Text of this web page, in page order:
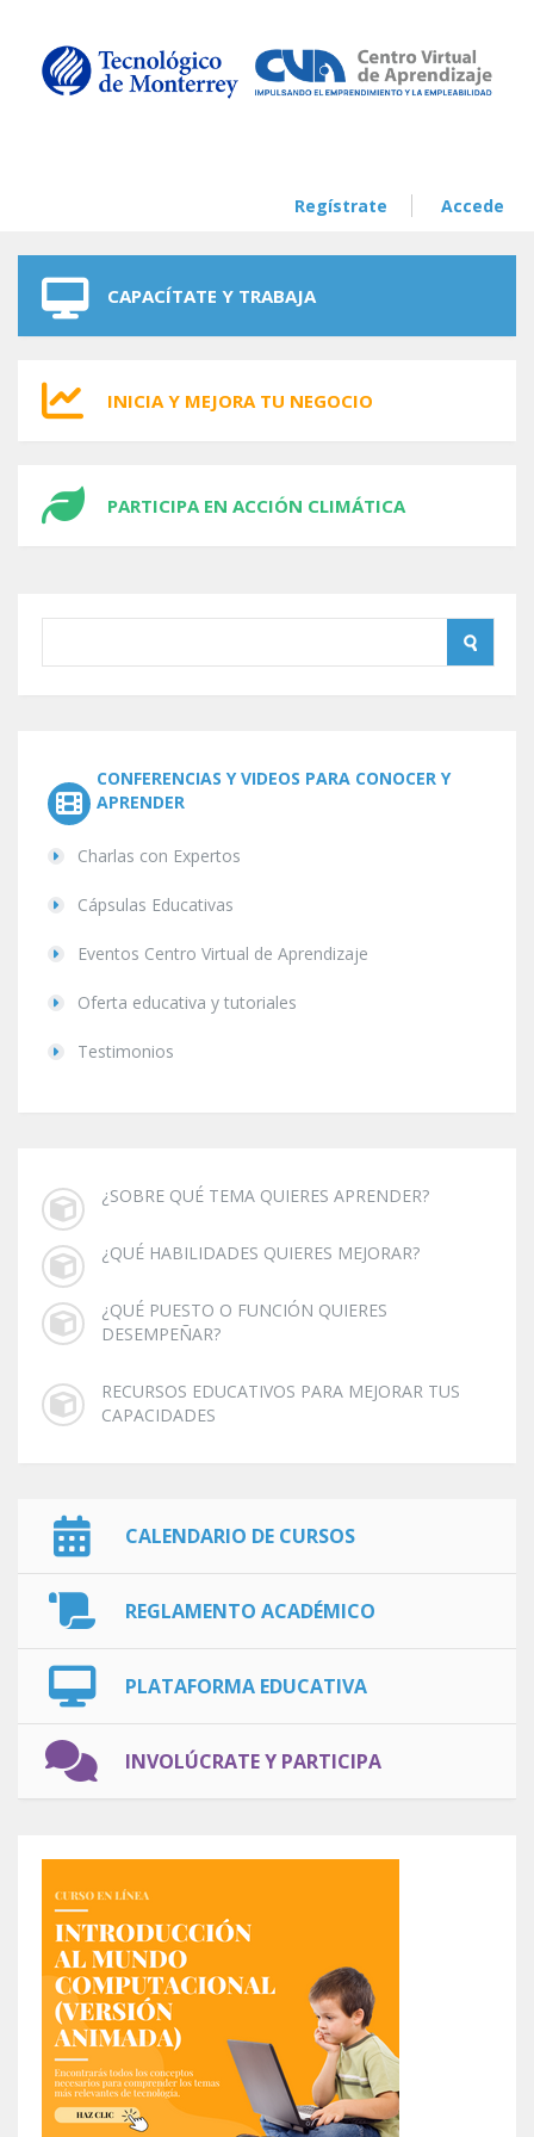
Regístrate Accede
CAPACÍTATE Y TRABAJA
INICIA Y MEJORA TU NEGOCIO
PARTICIPA EN ACCIÓN CLIMÁTICA
CONFERENCIAS Y VIDEOS PARA CONOCER Y
APRENDER
Charlas con Expertos
Cápsulas Educativas
Eventos Centro Virtual de Aprendizaje
Oferta educativa y tutoriales
Testimonios
¿SOBRE QUÉ TEMA QUIERES APRENDER?
¿QUÉ HABILIDADES QUIERES MEJORAR?
¿QUÉ PUESTO O FUNCIÓN QUIERES
DESEMPEÑAR?
RECURSOS EDUCATIVOS PARA MEJORAR TUS
CAPACIDADES
CALENDARIO DE CURSOS
REGLAMENTO ACADÉMICO
PLATAFORMA EDUCATIVA
INVOLÚCRATE Y PARTICIPA